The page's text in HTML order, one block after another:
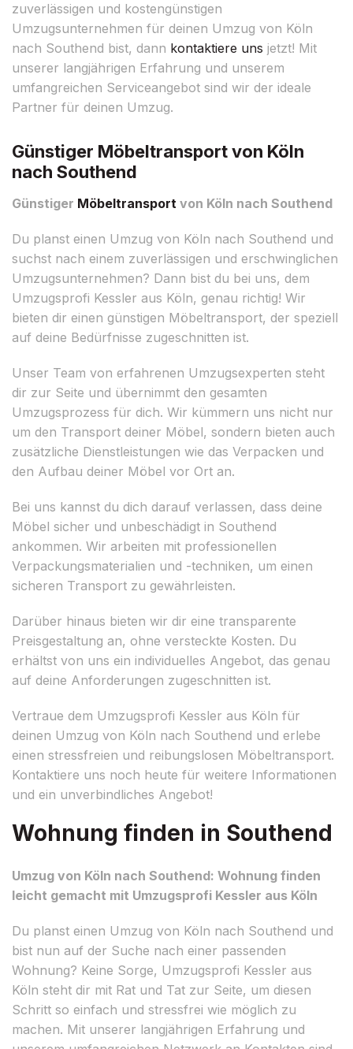
zuverlässigen und kostengünstigen
Umzugsunternehmen für deinen Umzug von Köln
nach Southend bist, dann kontaktiere uns jetzt! Mit
unserer langjährigen Erfahrung und unserem
umfangreichen Serviceangebot sind wir der ideale
Partner für deinen Umzug.
Günstiger Möbeltransport von Köln
nach Southend
Günstiger Möbeltransport von Köln nach Southend
Du planst einen Umzug von Köln nach Southend und
suchst nach einem zuverlässigen und erschwinglichen
Umzugsunternehmen? Dann bist du bei uns, dem
Umzugsprofi Kessler aus Köln, genau richtig! Wir
bieten dir einen günstigen Möbeltransport, der speziell
auf deine Bedürfnisse zugeschnitten ist.
Unser Team von erfahrenen Umzugsexperten steht
dir zur Seite und übernimmt den gesamten
Umzugsprozess für dich. Wir kümmern uns nicht nur
um den Transport deiner Möbel, sondern bieten auch
zusätzliche Dienstleistungen wie das Verpacken und
den Aufbau deiner Möbel vor Ort an.
Bei uns kannst du dich darauf verlassen, dass deine
Möbel sicher und unbeschädigt in Southend
ankommen. Wir arbeiten mit professionellen
Verpackungsmaterialien und -techniken, um einen
sicheren Transport zu gewährleisten.
Darüber hinaus bieten wir dir eine transparente
Preisgestaltung an, ohne versteckte Kosten. Du
erhältst von uns ein individuelles Angebot, das genau
auf deine Anforderungen zugeschnitten ist.
Vertraue dem Umzugsprofi Kessler aus Köln für
deinen Umzug von Köln nach Southend und erlebe
einen stressfreien und reibungslosen Möbeltransport.
Kontaktiere uns noch heute für weitere Informationen
und ein unverbindliches Angebot!
Wohnung finden in Southend
Umzug von Köln nach Southend: Wohnung finden
leicht gemacht mit Umzugsprofi Kessler aus Köln
Du planst einen Umzug von Köln nach Southend und
bist nun auf der Suche nach einer passenden
Wohnung? Keine Sorge, Umzugsprofi Kessler aus
Köln steht dir mit Rat und Tat zur Seite, um diesen
Schritt so einfach und stressfrei wie möglich zu
machen. Mit unserer langjährigen Erfahrung und